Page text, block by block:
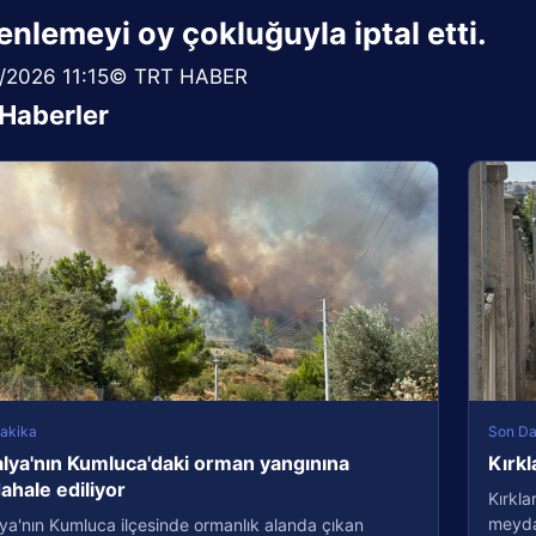
oy çokluğuyla iptal etti.
11:15© TRT HABER
Kumluca'daki orman yangınına
ediliyor
Kumluca ilçesinde ormanlık alanda çıkan
Son